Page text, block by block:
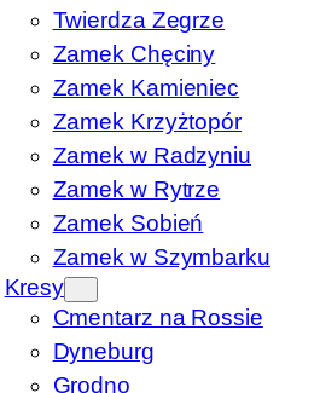
Twierdza Zegrze
Zamek Chęciny
Zamek Kamieniec
Zamek Krzyżtopór
Zamek w Radzyniu
Zamek w Rytrze
Zamek Sobień
Zamek w Szymbarku
Kresy
Cmentarz na Rossie
Dyneburg
Grodno